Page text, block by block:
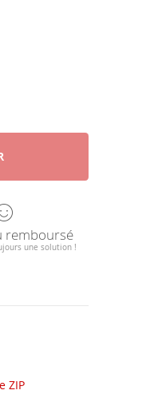
remboursé
une solution !
ZIP